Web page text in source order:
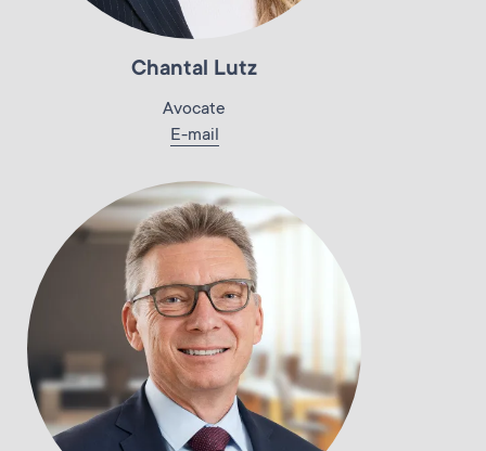
Chantal Lutz
Avocate
E-mail